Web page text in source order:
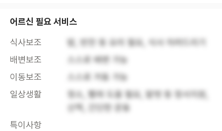
어르신 필요 서비스
식사보조
밥, 반찬 등 요리 필요, 식사 차려드리기
배변보조
스스로 배변 가능
이동보조
스스로 거동 가능
일상생활
청소, 빨래 도움 필요, 말벗 등 정서지원,
산책, 간단한 운동
특이사항